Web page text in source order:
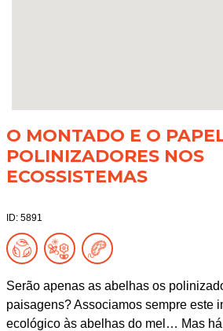
O MONTADO E O
POLINIZADORES NOS
ECOSSISTEMAS
ID: 5891
Serão apenas as abelhas os
paisagens? Associamos sempre este
ecológico às abelhas do mel… Mas